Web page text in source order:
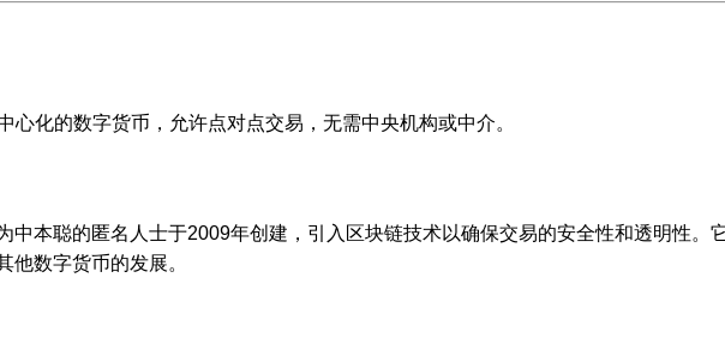
心化的数字货币，允许点对点交易，无需中央机构或中介。
中本聪的匿名人士于2009年创建，引入区块链技术以确保交易的安全性和透明性。
他数字货币的发展。